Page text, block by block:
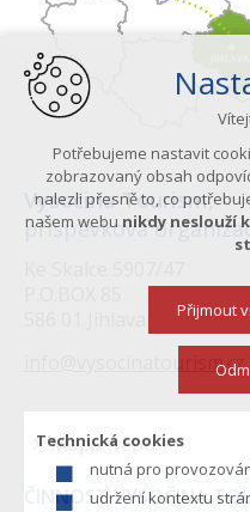
ČINNOST VYSOČINA
Vysočina Tourism,
příspěvková
info@vysocinatourism.cz
Menu
Mapa webu
Potřebujeme nastavit
zobrazovaný obsah
nalezli přesně to, co
našem webu nikdy neslouží
Technická cookies
nutná pro
udržení kontextu
Přijmout